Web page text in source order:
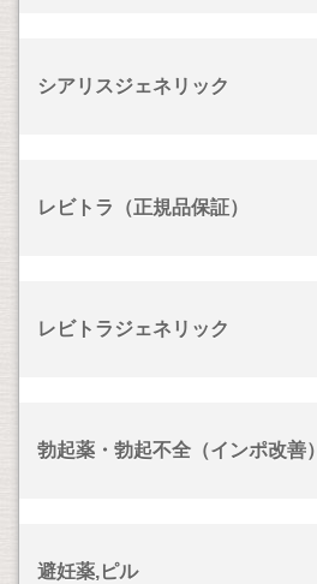
シアリスジェネリック
レビトラ（正規品保証）
レビトラジェネリック
勃起薬・勃起不全（インポ改善）
避妊薬,ピル